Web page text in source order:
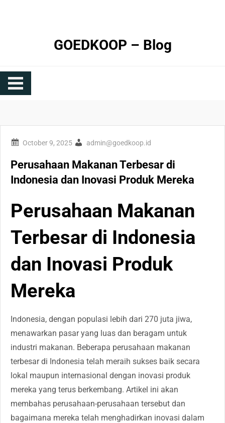
GOEDKOOP – Blog
admin@goedkoop.id
Perusahaan Makanan Terbesar di
Indonesia dan Inovasi Produk Mereka
Perusahaan Makanan
Terbesar di Indonesia
dan Inovasi Produk
Mereka
Indonesia, dengan populasi lebih dari 270 juta jiwa,
menawarkan pasar yang luas dan beragam untuk
industri makanan. Beberapa perusahaan makanan
terbesar di Indonesia telah meraih sukses baik secara
lokal maupun internasional dengan inovasi produk
mereka yang terus berkembang. Artikel ini akan
membahas perusahaan-perusahaan tersebut dan
bagaimana mereka telah menghadirkan inovasi dalam